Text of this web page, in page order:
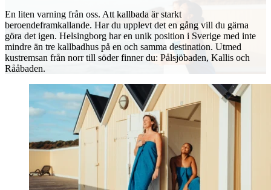
En liten varning från oss. Att kallbada är starkt
beroendeframkallande. Har du upplevt det en gång vill du gärna
göra det igen. Helsingborg har en unik position i Sverige med inte
mindre än tre kallbadhus på en och samma destination. Utmed
kustremsan från norr till söder finner du: Pålsjöbaden, Kallis och
Rååbaden.